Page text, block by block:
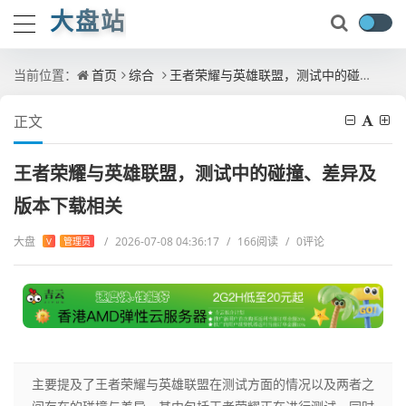
大盘站
当前位置： 首页 综合 王者荣耀与英雄联盟，测试中的碰撞、差异及版本下载相关
正文
王者荣耀与英雄联盟，测试中的碰撞、差异及
版本下载相关
大盘 V 管理员 / 2026-07-08 04:36:17 / 166阅读 / 0评论
主要提及了王者荣耀与英雄联盟在测试方面的情况以及两者之